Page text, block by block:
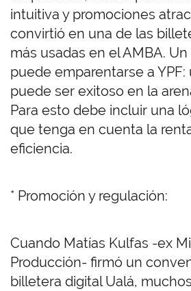
intuitiva y promociones
convirtió en una de las
más usadas en el AMBA.
puede emparentarse a
puede ser exitoso en la
Para esto debe incluir una
que tenga en cuenta la
eficiencia.
* Promoción y regulación:
Cuando Matías Kulfas -ex
Producción- firmó un
billetera digital Ualá,